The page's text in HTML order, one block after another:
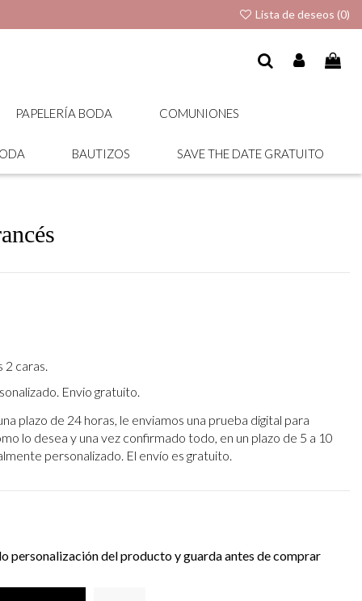
Lista de deseos (0)
PAPELERÍA BODA COMUNIONES
BAUTIZOS SAVE THE DATE GRATUITO
2 caras.
Envio gratuito.
plazo de 24 horas, le enviamos una prueba digital para
lo desea y una vez confirmado todo, en un plazo de 5 a 10
personalizado. El envío es gratuito.
personalización del producto y guarda antes de comprar